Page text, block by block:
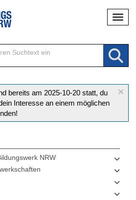
×
bereits am 2025-10-20 statt, du
Interesse an einem möglichen
NRW